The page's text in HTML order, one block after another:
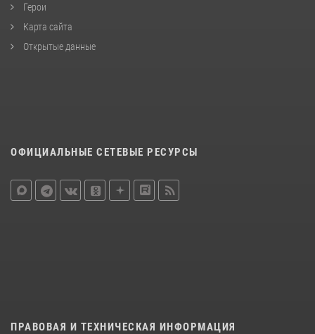
Герои
Карта сайта
Открытые данные
ОФИЦИАЛЬНЫЕ СЕТЕВЫЕ РЕСУРСЫ
ПРАВОВАЯ И ТЕХНИЧЕСКАЯ ИНФОРМАЦИЯ